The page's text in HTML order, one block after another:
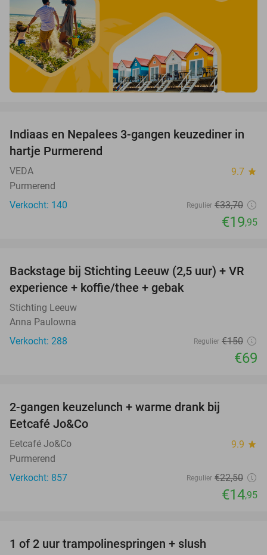
41%
Indiaas en Nepalees 3-gangen keuzediner in
hartje Purmerend
VEDA 9.7 star
Purmerend
Verkocht: 140
Regulier €33,70
€19,95
54%
Backstage bij Stichting Leeuw (2,5 uur) + VR
experience + koffie/thee + gebak
Stichting Leeuw
Anna Paulowna
Verkocht: 288
Regulier €150
€69
2-gangen keuzelunch + warme drank bij
Eetcafé Jo&Co
Eetcafé Jo&Co 9.9 star
Purmerend
Verkocht: 857
Regulier €22,50
€14,95
1 of 2 uur trampolinespringen + slush